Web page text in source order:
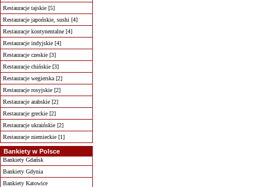
Restauracje tajskie [5]
Restauracje japońskie, sushi [4]
Restauracje kontynentalne [4]
Restauracje indyjskie [4]
Restauracje czeskie [3]
Restauracje chińskie [3]
Restauracje wegierska [2]
Restauracje rosyjskie [2]
Restauracje arabskie [2]
Restauracje greckie [2]
Restauracje ukraińskie [2]
Restauracje niemieckie [1]
Bankiety w Polsce
Bankiety Gdańsk
Bankiety Gdynia
Bankiety Katowice